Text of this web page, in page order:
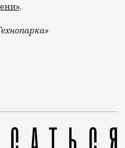
.
редко выходят за